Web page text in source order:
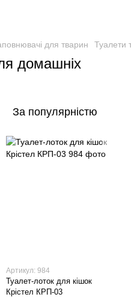
для тварин Туалети
домашніх
За популярністю
Артикул: 984
Туалет-лоток для кішок
Крістел КРП-03